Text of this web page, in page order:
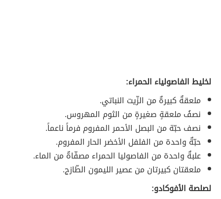
لخليط الفاصولياء الحمراء:
ملعقةٌ كبيرةٌ من الزّيت النباتي.
نصفُ ملعقةٍ صغيرةٍ من الثوم المهروس.
نصف حبّة من البصل الأحمر المفروم فرماً ناعماً.
حبّةٌ واحدة من الفلفل الأخضر الحار المفروم.
علبةٌ واحدة من الفاصوليا الحمراء مصفّاةٌ من الماء.
ملعقتان كبيرتان من عصير الليمون الطّازج.
لصلصة الأفوكادو: